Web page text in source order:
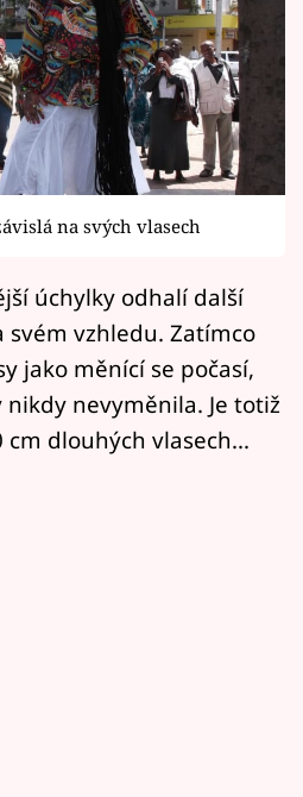
Vary
na svých vlasech
úchylky odhalí další
vzhledu. Zatímco
jako měnící se počasí,
nevyměnila. Je totiž
cm dlouhých vlasech...